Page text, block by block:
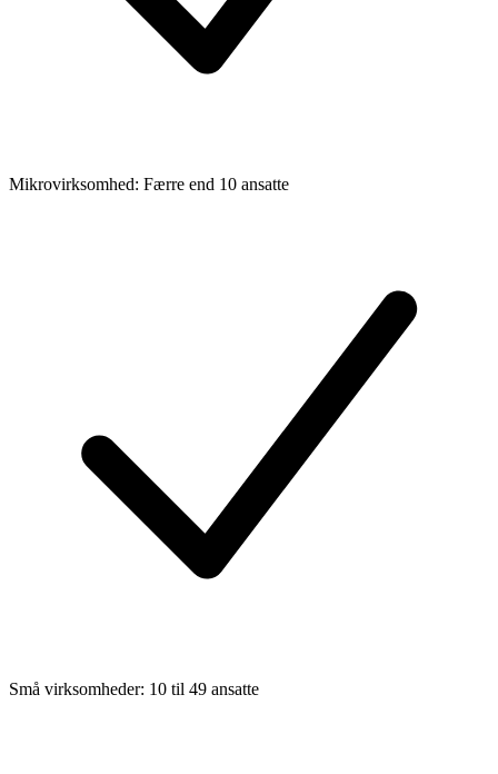
Mikrovirksomhed: Færre end 10 ansatte
Små virksomheder: 10 til 49 ansatte